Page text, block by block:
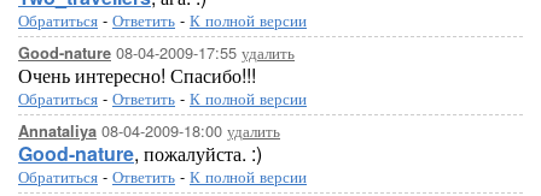
Обратиться - Ответить - К полной версии
Good-nature 08-04-2009-17:55 удалить
Очень интересно! Спасибо!!!
Обратиться - Ответить - К полной версии
Annataliya 08-04-2009-18:00 удалить
Good-nature, пожалуйста. :)
Обратиться - Ответить - К полной версии